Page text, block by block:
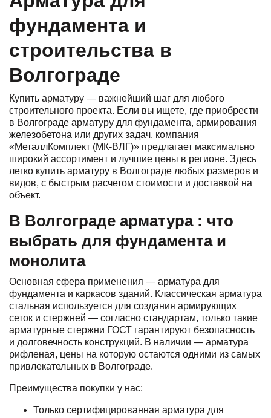
фундамента и
строительства в
Волгограде
Купить арматуру — важнейший шаг для любого
строительного проекта. Если вы ищете, где приобрести
в Волгограде арматуру для фундамента, армирования
железобетона или других задач, компания
«МеталлКомплект (МК‑ВЛГ)» предлагает максимально
широкий ассортимент и лучшие цены в регионе. Здесь
легко купить арматуру в Волгограде любых размеров и
видов, с быстрым расчетом стоимости и доставкой на
объект.
В Волгограде арматура : что
выбрать для фундамента и
монолита
Основная сфера применения — арматура для
фундамента и каркасов зданий. Классическая арматура
стальная используется для создания армирующих
сеток и стержней — согласно стандартам, только такие
арматурные стержни ГОСТ гарантируют безопасность
и долговечность конструкций. В наличии — арматура
рифленая, цены на которую остаются одними из самых
привлекательных в Волгограде.
Преимущества покупки у нас:
Только сертифицированная арматура для